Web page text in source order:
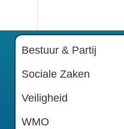
Bestuur & Partij
Sociale Zaken
Veiligheid
WMO